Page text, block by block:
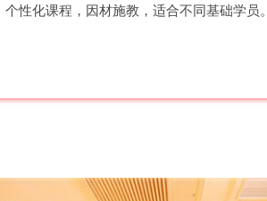
个性化课程，因材施教，适合不同基础学员。